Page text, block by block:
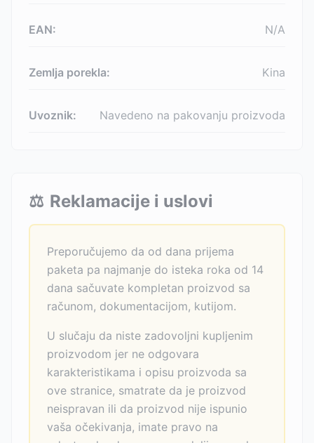
EAN: N/A
Zemlja porekla: Kina
Uvoznik: Navedeno na pakovanju proizvoda
⚖️ Reklamacije i uslovi
Preporučujemo da od dana prijema
paketa pa najmanje do isteka roka od 14
dana sačuvate kompletan proizvod sa
računom, dokumentacijom, kutijom.
U slučaju da niste zadovoljni kupljenim
proizvodom jer ne odgovara
karakteristikama i opisu proizvoda sa
ove stranice, smatrate da je proizvod
neispravan ili da proizvod nije ispunio
vaša očekivanja, imate pravo na